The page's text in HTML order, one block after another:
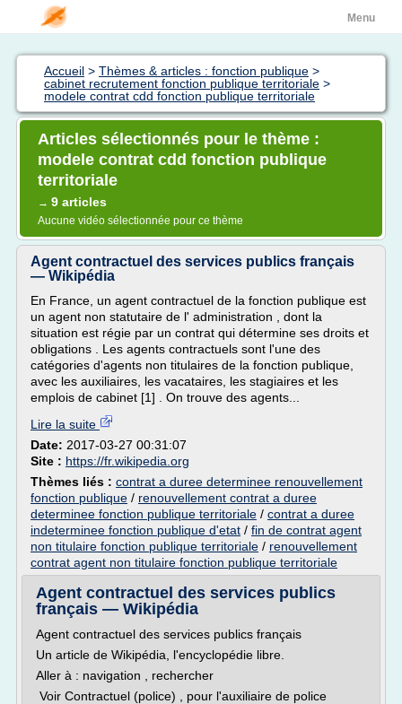
Menu
Accueil > Thèmes & articles : fonction publique >
cabinet recrutement fonction publique territoriale >
modele contrat cdd fonction publique territoriale
Articles sélectionnés pour le thème :
modele contrat cdd fonction publique
territoriale
→ 9 articles
Aucune vidéo sélectionnée pour ce thème
Agent contractuel des services publics français
— Wikipédia
En France, un agent contractuel de la fonction publique est
un agent non statutaire de l' administration , dont la
situation est régie par un contrat qui détermine ses droits et
obligations . Les agents contractuels sont l'une des
catégories d'agents non titulaires de la fonction publique,
avec les auxiliaires, les vacataires, les stagiaires et les
emplois de cabinet [1] . On trouve des agents...
Lire la suite
Date: 2017-03-27 00:31:07
Site : https://fr.wikipedia.org
Thèmes liés : contrat a duree determinee renouvellement
fonction publique / renouvellement contrat a duree
determinee fonction publique territoriale / contrat a duree
indeterminee fonction publique d'etat / fin de contrat agent
non titulaire fonction publique territoriale / renouvellement
contrat agent non titulaire fonction publique territoriale
Agent contractuel des services publics
français — Wikipédia
Agent contractuel des services publics français
Un article de Wikipédia, l'encyclopédie libre.
Aller à : navigation , rechercher
Voir Contractuel (police) , pour l'auxiliaire de police